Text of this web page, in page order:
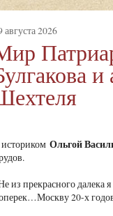
августа 2026
и
Ольгой
из прекрасного далека
20-х